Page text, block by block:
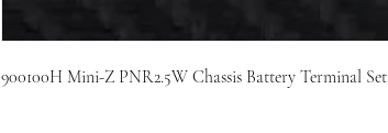
900100H Mini-Z PNR2.5W Chassis Battery Terminal Set